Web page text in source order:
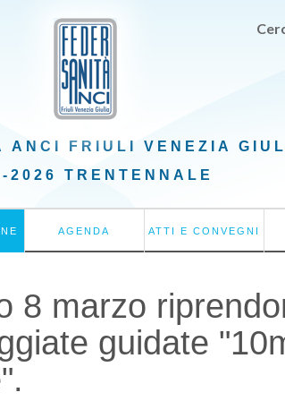
ANCI FRIULI VENEZIA
2026 TRENTENNALE
AGENDA ATTI E CONVEGNI
8 marzo
guidate